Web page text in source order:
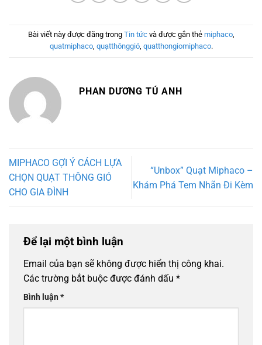
Bài viết này được đăng trong Tin tứcvà được gắn thẻ miphaco,
quatmiphaco, quạtthônggió, quatthongiomiphaco.
PHAN DƯƠNG TÚ ANH
MIPHACO GỢI Ý CÁCH LỰA
CHỌN QUẠT THÔNG GIÓ
CHO GIA ĐÌNH
“Unbox” Quạt Miphaco –
Khám Phá Tem Nhãn Đi Kèm
Để lại một bình luận
Email của bạn sẽ không được hiển thị công khai.
Các trường bắt buộc được đánh dấu *
Bình luận*